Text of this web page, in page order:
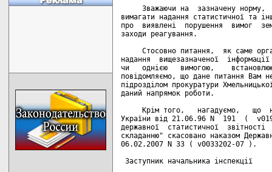
Зважаючи на  зазначену норму,
вимагати надання статистичної та
про  виявлені  порушення  вимог
заходи реагування.
Стосовно питання,  як саме
надання  вищезазначеної
чи   однією   вимогою,
повідомляємо, що дане питання Вам
підрозділом прокуратури
даний напрямок роботи.
Крім того,   нагадуємо,   що
України від 21.06.96 N  191  (
державної  статистичної
складанню" скасовано наказом
06.02.2007 N 33 ( v0033202-07 ).
Заступник начальника